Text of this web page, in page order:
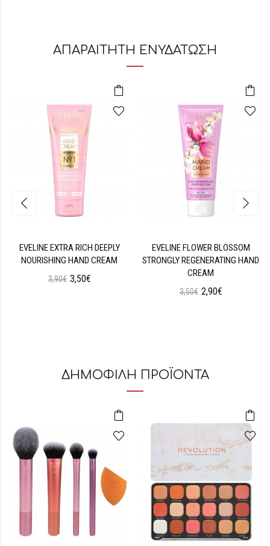
ΑΠΑΡΑΙΤΗΤΗ ΕΝΥΔΑΤΩΣΗ
EVELINE EXTRA RICH DEEPLY
NOURISHING HAND CREAM
3,90€ 3,50€
EVELINE FLOWER BLOSSOM
STRONGLY REGENERATING HAND
CREAM
3,50€ 2,90€
ΔΗΜΟΦΙΛΗ ΠΡΟΪΟΝΤΑ